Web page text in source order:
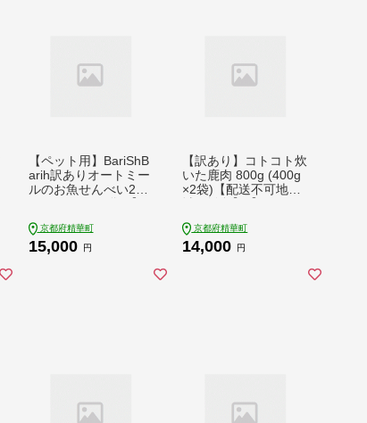
【ペット用】BariShB
arih訳ありオートミー
ルのお魚せんべい2種
京都府精華町
15,000 円
【訳あり】コトコト炊
いた鹿肉 800g (400g
×2袋)【配送不可地
京都府精華町
14,000 円